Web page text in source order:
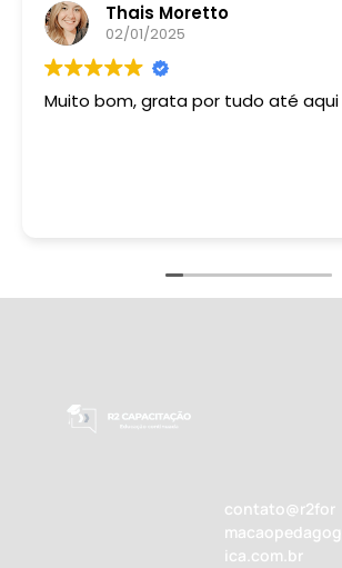
Thais Moretto
02/01/2025
Muito bom, grata por tudo até aqui
contato@r2for
macaopedagog
ica.com.br